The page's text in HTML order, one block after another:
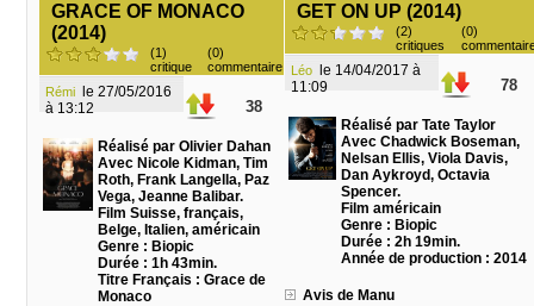
GRACE OF MONACO
(2014)
(1)
critique
(0)
commentaire
Rémi
à 13:12
38
Réalisé par Olivier Dahan
Avec Nicole Kidman, Tim
Roth, Frank Langella, Paz
Vega, Jeanne Balibar.
Film Suisse, français,
Belge, Italien, américain
Genre : Biopic
Durée : 1h 43min.
Titre Français : Grace de
Monaco
GET ON UP (2014)
(2)
critiques
(0)
Léo
11:09
78
Réalisé par Tate Taylor
Avec Chadwick Boseman,
Nelsan Ellis, Viola Davis,
Dan Aykroyd, Octavia
Spencer.
Film américain
Genre : Biopic
Durée : 2h 19min.
Année de production : 2014
Avis de Manu